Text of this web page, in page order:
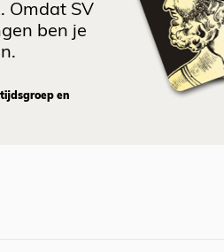
Omdat SV
ben je
en